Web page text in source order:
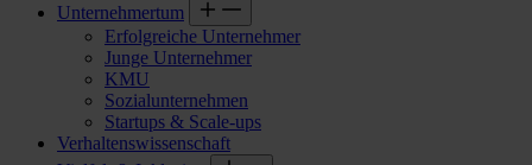
Unternehmertum
Erfolgreiche Unternehmer
Junge Unternehmer
KMU
Sozialunternehmen
Startups & Scale-ups
Verhaltenswissenschaft